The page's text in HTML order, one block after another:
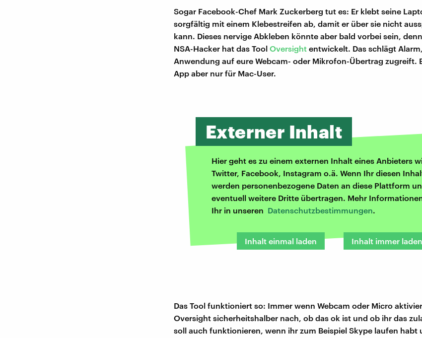
Sogar Facebook-Chef Mark Zuckerberg tut es: Er klebt seine
sorgfältig mit einem Klebestreifen ab, damit er über sie nicht
kann. Dieses nervige Abkleben könnte aber bald vorbei sein,
NSA-Hacker hat das Tool Oversight entwickelt. Das schlägt
Anwendung auf eure Webcam- oder Mikrofon-Übertrag zugreift.
App aber nur für Mac-User.
Externer Inhalt
Hier geht es zu einem externen Inhalt eines Anbieters
Twitter, Facebook, Instagram o.ä. Wenn Ihr diesen
werden personenbezogene Daten an diese Plattform
eventuell weitere Dritte übertragen. Mehr
Ihr in unseren Datenschutzbestimmungen.
Inhalt einmal laden Inhalt immer laden
Das Tool funktioniert so: Immer wenn Webcam oder Micro
Oversight sicherheitshalber nach, ob das ok ist und ob ihr das
soll auch funktionieren, wenn ihr zum Beispiel Skype laufen habt